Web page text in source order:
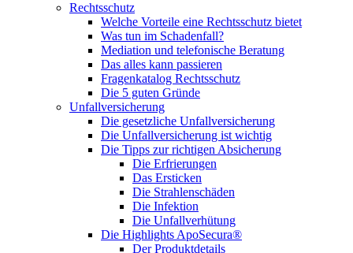
Rechtsschutz
Welche Vorteile eine Rechtsschutz bietet
Was tun im Schadenfall?
Mediation und telefonische Beratung
Das alles kann passieren
Fragenkatalog Rechtsschutz
Die 5 guten Gründe
Unfallversicherung
Die gesetzliche Unfallversicherung
Die Unfallversicherung ist wichtig
Die Tipps zur richtigen Absicherung
Die Erfrierungen
Das Ersticken
Die Strahlenschäden
Die Infektion
Die Unfallverhütung
Die Highlights ApoSecura®
Der Produktdetails